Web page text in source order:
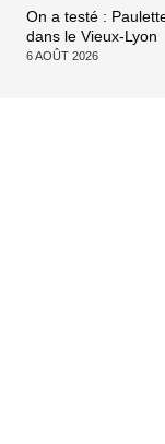
On a testé :
dans le Vieux-Lyon
6 AOÛT 2026